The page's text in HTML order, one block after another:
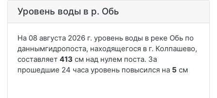
Уровень воды в р. Обь